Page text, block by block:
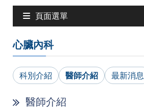
頁面選單
心臟內科
科別介紹 醫師介紹 最新消息
醫師介紹